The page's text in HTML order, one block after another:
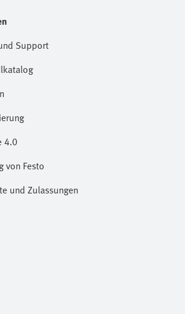
Support
4.0
von Festo
und Zulassungen